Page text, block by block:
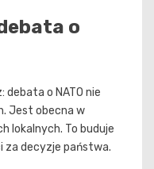
o
debata o NATO nie
Jest obecna w
lokalnych. To buduje
za decyzje państwa.